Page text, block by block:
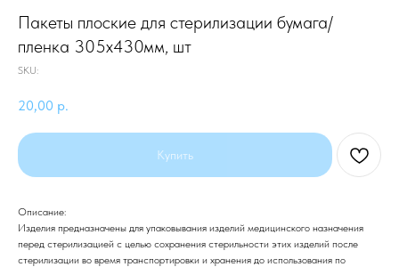
Пакеты плоские для стерилизации бумага/
пленка 305х430мм, шт
SKU:
20,00 р.
Купить
Описание:
Изделия предназначены для упаковывания изделий медицинского назначения
перед стерилизацией с целью сохранения стерильности этих изделий после
стерилизации во время транспортировки и хранения до использования по